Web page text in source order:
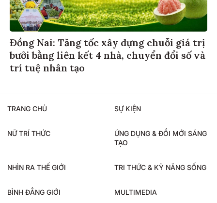
Đồng Nai: Tăng tốc xây dựng chuỗi giá trị
bưởi bằng liên kết 4 nhà, chuyển đổi số và
trí tuệ nhân tạo
TRANG CHỦ SỰ KIỆN
NỮ TRÍ THỨC
ỨNG DỤNG & ĐỔI MỚI SÁNG
TẠO
NHÌN RA THẾ GIỚI TRI THỨC & KỸ NĂNG SỐNG
BÌNH ĐẲNG GIỚI MULTIMEDIA